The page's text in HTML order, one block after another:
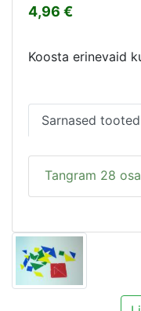
4,96
Koosta erinevaid
Sarnased tooted
Tangram 28